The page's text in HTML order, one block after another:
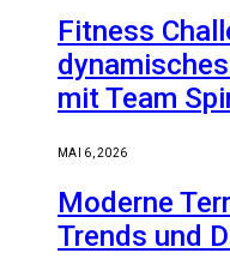
Fitness
mit Team
MAI 6, 2026
Moderne
Trends und